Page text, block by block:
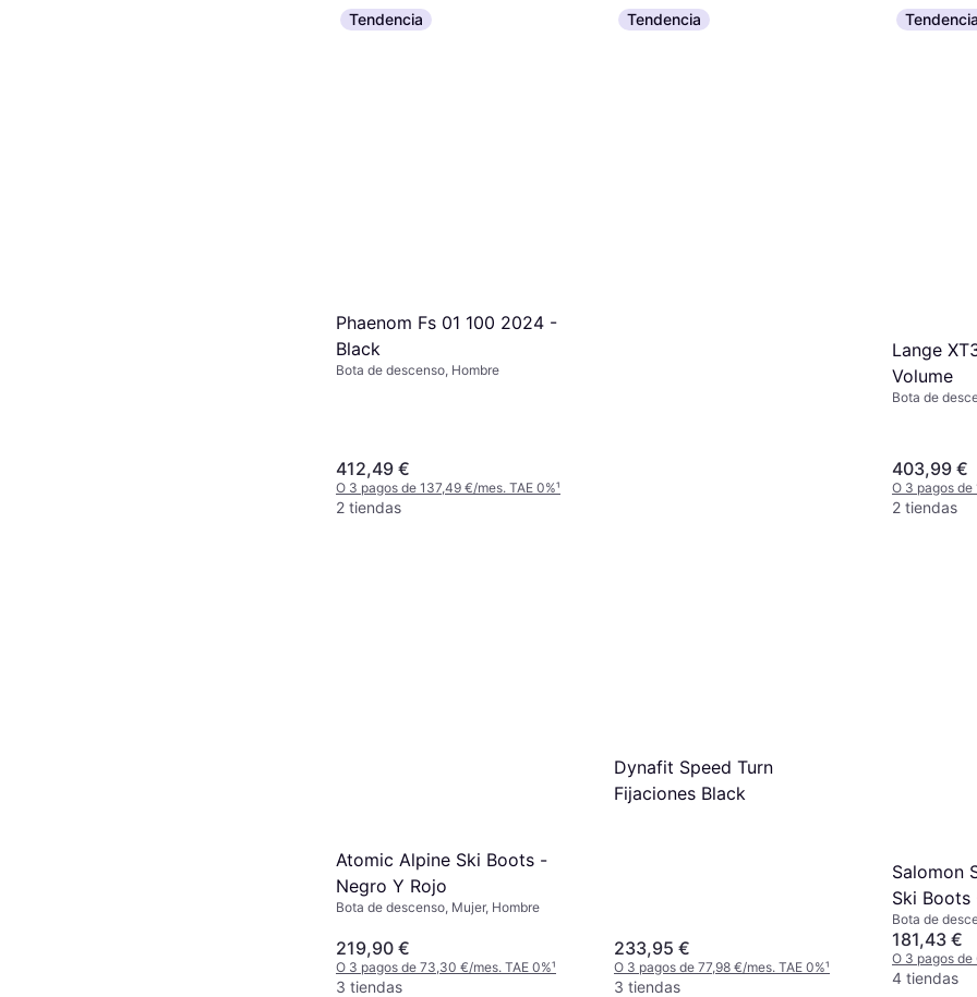
Tendencia
Phaenom Fs 01 100 2024 -
Black
Bota de descenso, Hombre
412,49 €
O 3 pagos de 137,49 €/mes. TAE 0%¹
2 tiendas
Tendencia Tendencia
Lange
Volume
Bota de
403,99 €
O 3 pagos de
2 tiendas
Atomic Alpine Ski Boots -
Negro Y Rojo
Bota de descenso, Mujer, Hombre
219,90 €
O 3 pagos de 73,30 €/mes. TAE 0%¹
3 tiendas
Dynafit Speed Turn
Fijaciones Black
233,95 €
O 3 pagos de 77,98 €/mes. TAE 0%¹
3 tiendas
Salomon
Ski Boots
Bota de
181,43 €
O 3 pagos de
4 tiendas